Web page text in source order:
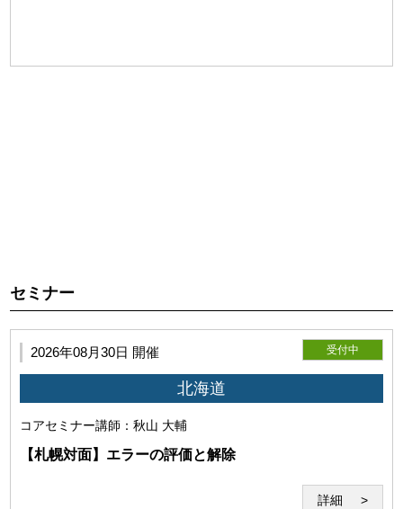
とを目的とします。
セミナー
2026年08月30日 開催 受付中
北海道
コアセミナー講師：秋山 大輔
【札幌対面】エラーの評価と解除
詳細